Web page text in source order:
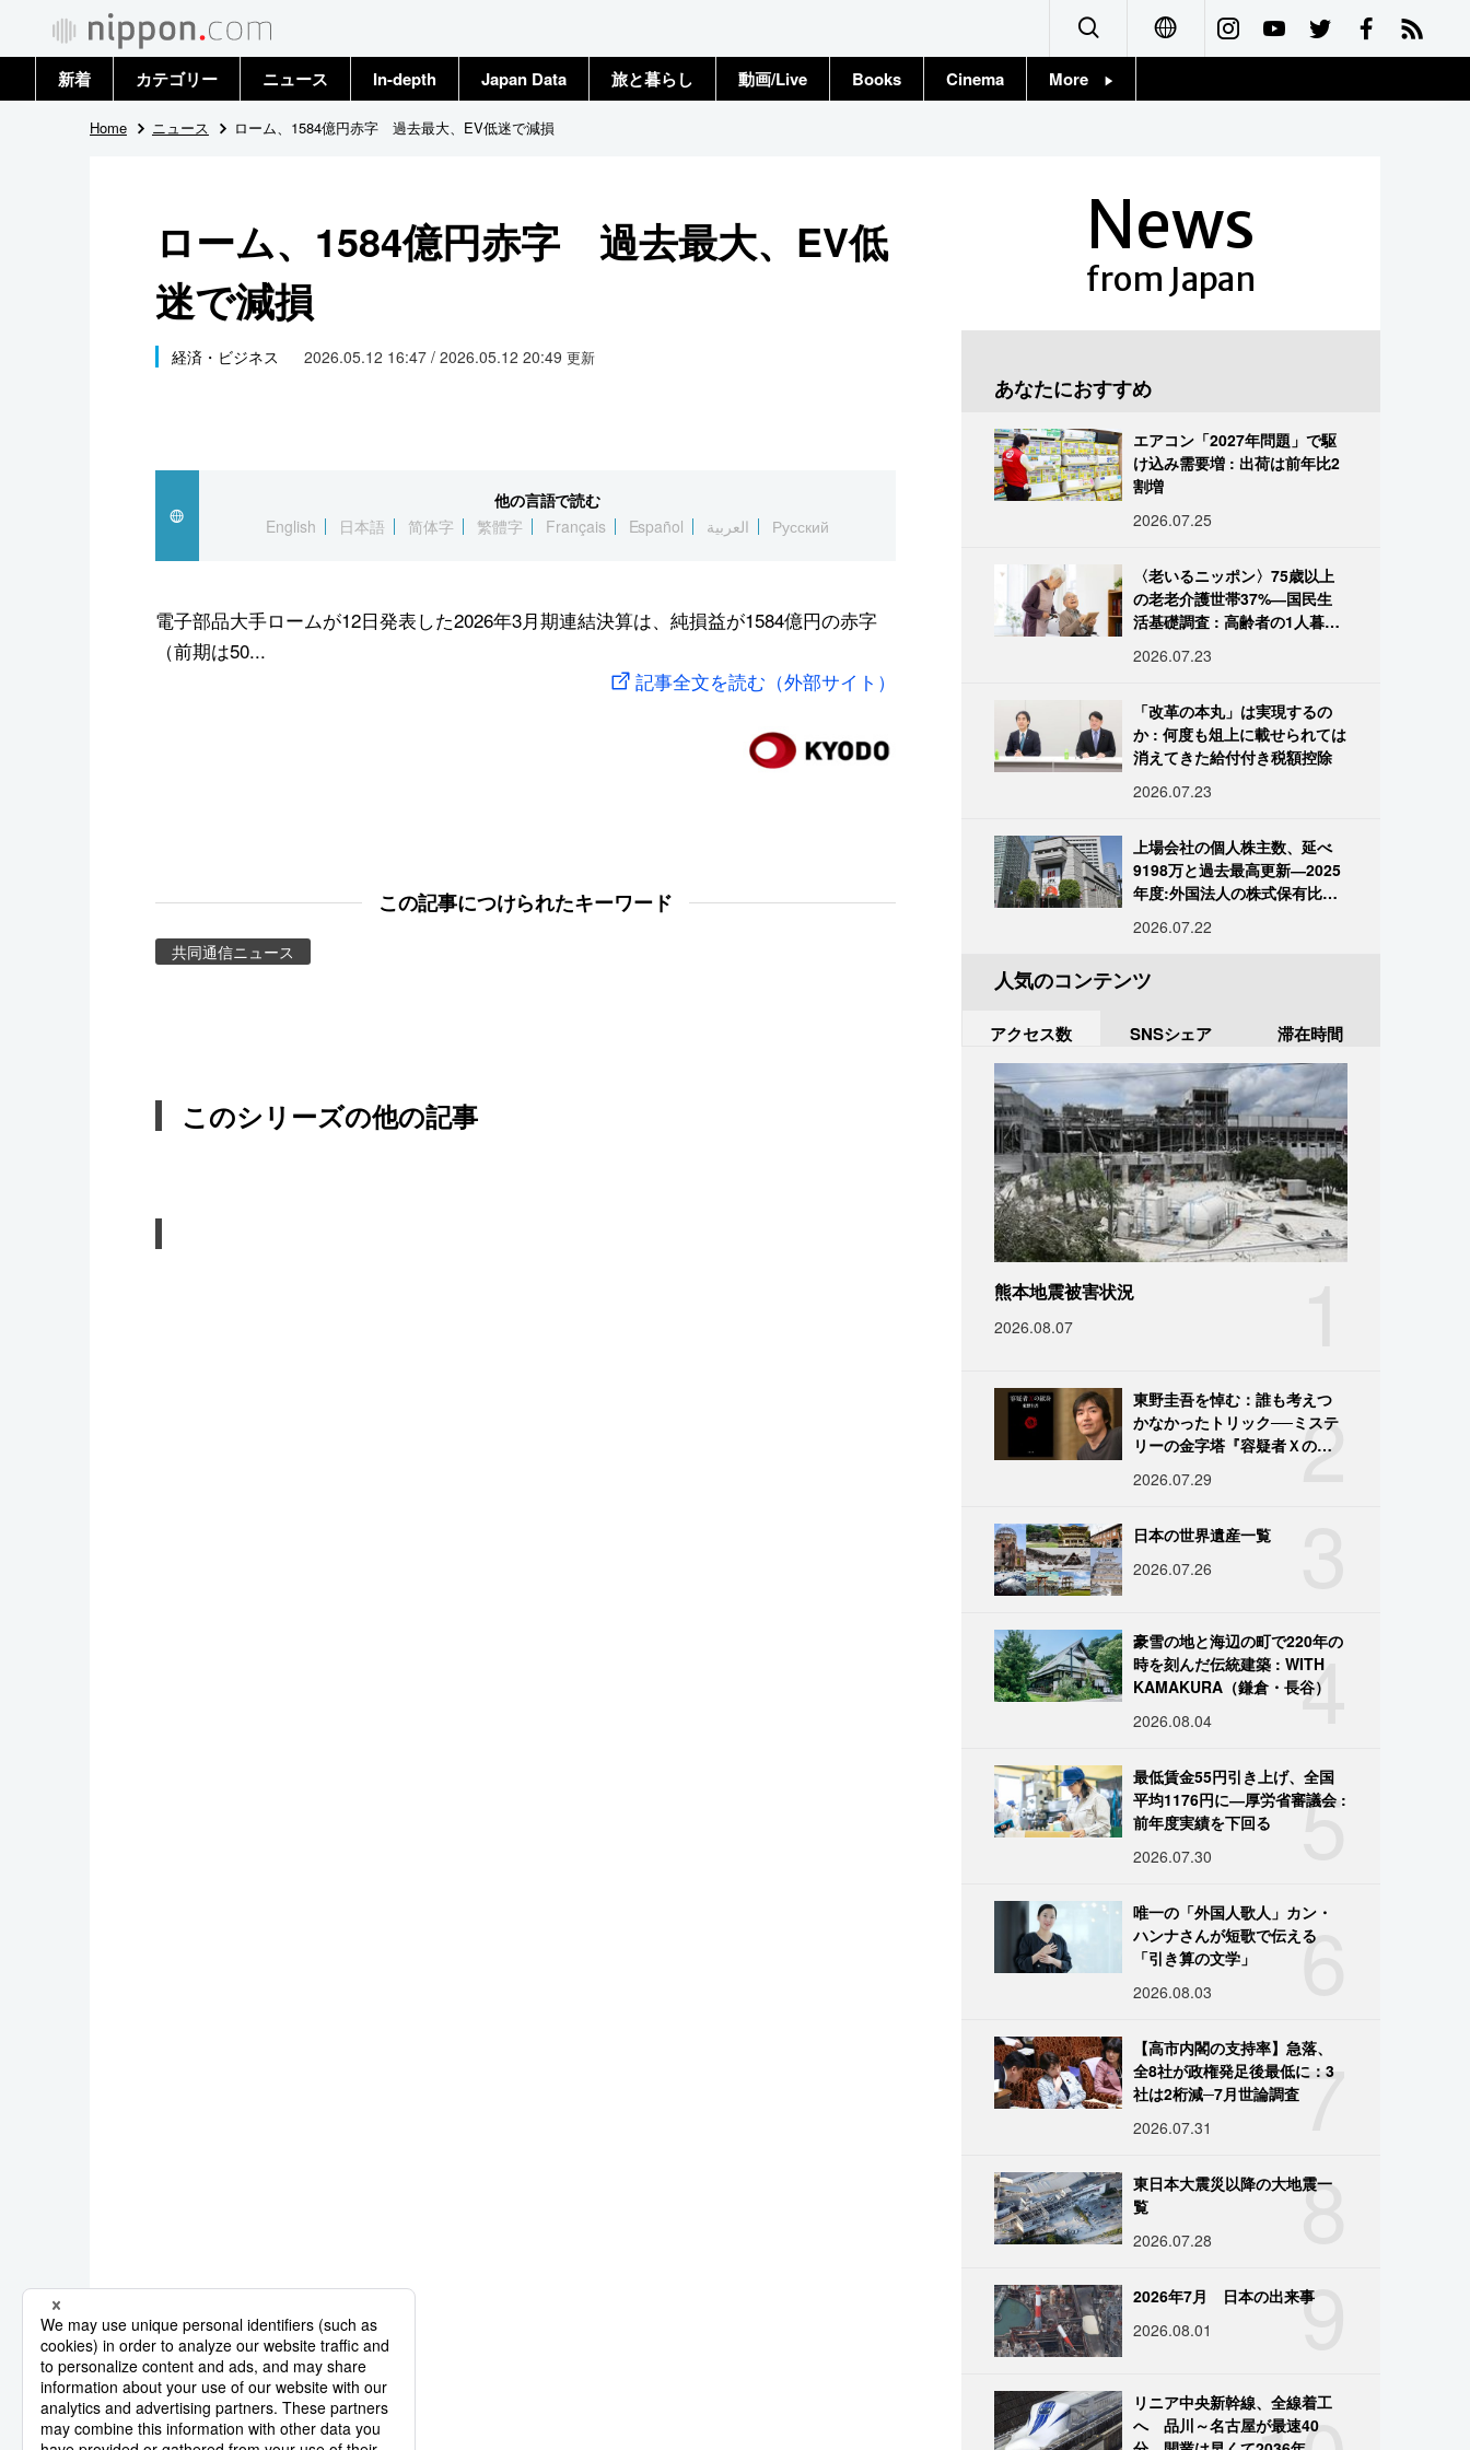
Français
新着 カテゴリー
政治・外交
社会
文化
スポーツ・東京2020
ニュース
トップ
In-depth Japan Data 旅と暮らし 動画/Live Books Cinema More
Home ニュース ローム、1584億円赤字 過去最大、EV低迷で減損
ローム、1584億円赤字 過去最大、EV低
迷で減損
経済・ビジネス 2026.05.12 16:47 / 2026.05.12 20:49 更新
他の言語で読む
English
日本語 简体字 繁體字 Français Español العربية Русский
電子部品大手ロームが12日発表した2026年3月期連結決算は、純損益が1584億円の赤字
（前期は50...
記事全文を読む（外部サイト）
この記事につけられたキーワード
共同通信ニュース
このシリーズの他の記事
News
from Japan
あなたにおすすめ
エアコン「2027年問題」で駆
け込み需要増 : 出荷は前年比2
割増
2026.07.25
〈老いるニッポン〉75歳以上
の老老介護世帯37%―国民生
活基礎調査 : 高齢者の1人暮ら
2026.07.23
「改革の本丸」は実現するの
か : 何度も俎上に載せられては
消えてきた給付付き税額控除
2026.07.23
上場会社の個人株主数、延べ
9198万と過去最高更新―2025
年度:外国法人の株式保有比率
2026.07.22
人気のコンテンツ
アクセス数 SNSシェア 滞在時間
熊本地震被害状況
2026.08.07
2
東野圭吾を悼む：誰も考えつ
かなかったトリック──ミステ
リーの金字塔『容疑者Ｘの献
2026.07.29
日本の世界遺産一覧
2026.07.26
4
豪雪の地と海辺の町で220年の
時を刻んだ伝統建築 : WITH
KAMAKURA（鎌倉・長谷）
2026.08.04
5
最低賃金55円引き上げ、全国
平均1176円に―厚労省審議会 :
前年度実績を下回る
2026.07.30
6
唯一の「外国人歌人」カン・
ハンナさんが短歌で伝える
「引き算の文学」
2026.08.03
7
【高市内閣の支持率】急落、
全8社が政権発足後最低に：3
社は2桁減─7月世論調査
2026.07.31
8
東日本大震災以降の大地震一
覧
2026.07.28
9
2026年7月 日本の出来事
2026.08.01
リニア中央新幹線、全線着工
へ 品川～名古屋が最速40